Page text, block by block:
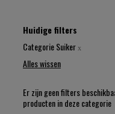
Huidige filters
CategorieSuiker
Alles wissen
Er zijn geen filters
producten in deze categorie